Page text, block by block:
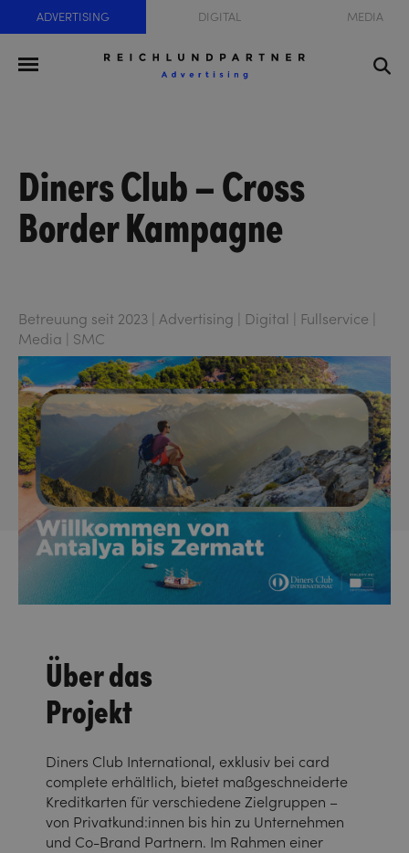
ADVERTISING DIGITAL MEDIA
Diners Club – Cross
Border Kampagne
Betreuung seit 2023 | Advertising | Digital | Fullservice |
Media | SMC
Über das
Projekt
Diners Club International, exklusiv bei card
complete erhältlich, bietet maßgeschneiderte
Kreditkarten für verschiedene Zielgruppen –
von Privatkund:innen bis hin zu Unternehmen
und Co-Brand Partnern. Im Rahmen einer